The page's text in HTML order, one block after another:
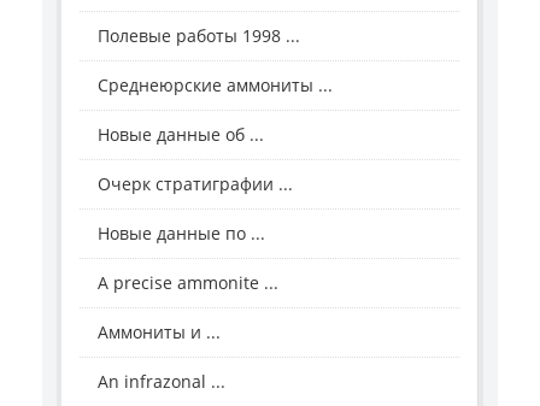
Полевые работы 1998 ...
Среднеюрские аммониты ...
Новые данные об ...
Очерк стратиграфии ...
Новые данные по ...
A precise ammonite ...
Аммониты и ...
An infrazonal ...